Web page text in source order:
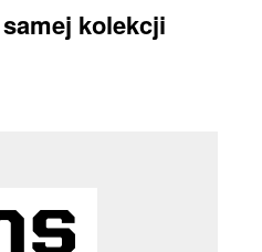
kolekcji